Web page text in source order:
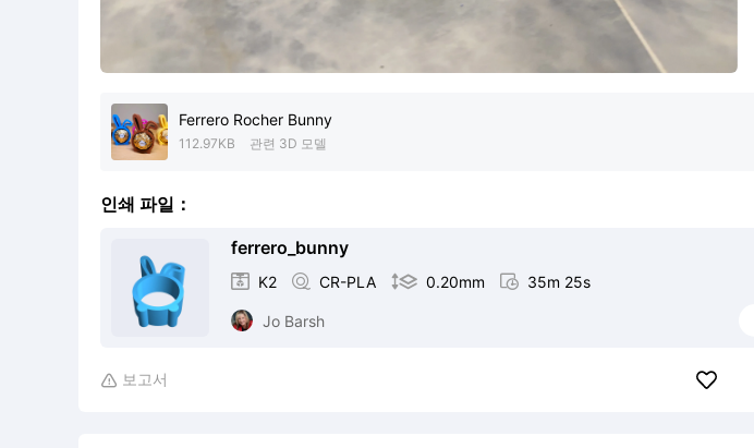
Ferrero Rocher Bunny
112.97KB 관련 3D 모델
인쇄 파일：
ferrero_bunny
 K2  CR-PLA  0.20mm  35m 25s
Jo Barsh
 보고서